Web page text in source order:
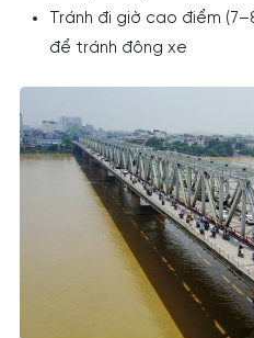
Tránh đi giờ cao điểm
để tránh đông xe